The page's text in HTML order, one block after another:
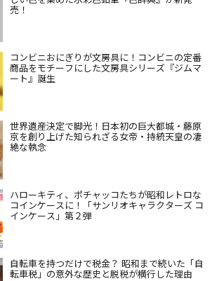
売！
コンビニおにぎりが文房具に！コンビニの定番
商品をモチーフにした文房具シリーズ『ジムマ
ート』誕生
世界遺産決定で脚光！日本初の巨大都城・藤原
京を創り上げた知られざる女帝・持統天皇の凄
絶な執念
ハローキティ、ポチャッコたちが昭和レトロな
コインケースに！「サンリオキャラクターズ コ
インケース」第２弾
自転車を持つだけで税金？ 昭和まで続いた「自
転車税」の意外な歴史と脱税が横行した理由